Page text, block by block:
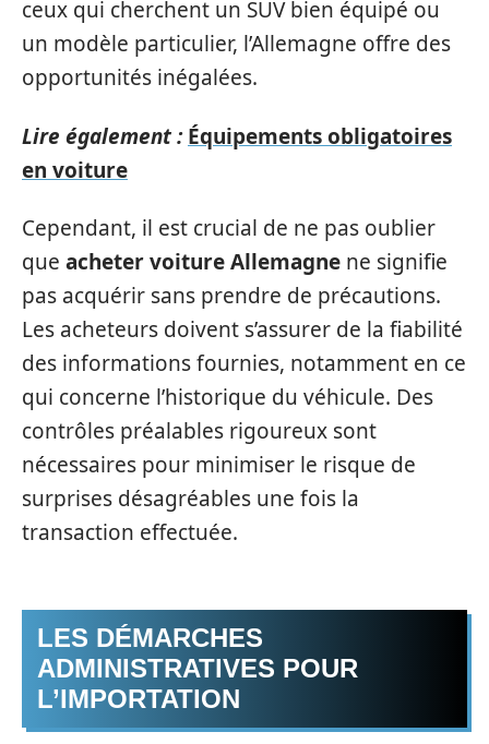
ceux qui cherchent un SUV bien équipé ou
un modèle particulier, l’Allemagne offre des
opportunités inégalées.
Lire également : Équipements obligatoires
en voiture
Cependant, il est crucial de ne pas oublier
que acheter voiture Allemagne ne signifie
pas acquérir sans prendre de précautions.
Les acheteurs doivent s’assurer de la fiabilité
des informations fournies, notamment en ce
qui concerne l’historique du véhicule. Des
contrôles préalables rigoureux sont
nécessaires pour minimiser le risque de
surprises désagréables une fois la
transaction effectuée.
LES DÉMARCHES
ADMINISTRATIVES POUR
L’IMPORTATION